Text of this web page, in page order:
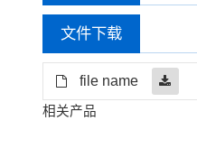
文件下载
file name
相关产品